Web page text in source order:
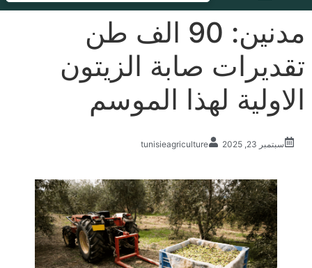
مدنين: 90 الف طن
تقديرات صابة الزيتون
الاولية لهذا الموسم
سبتمبر 23, 2025 tunisieagriculture